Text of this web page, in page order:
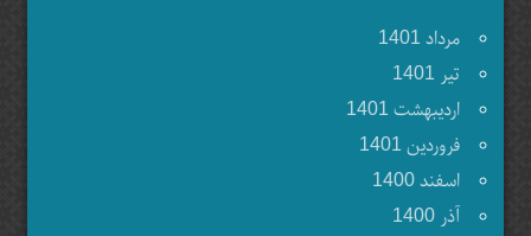
مرداد 1401
تير 1401
ارديبهشت 1401
فروردين 1401
اسفند 1400
آذر 1400